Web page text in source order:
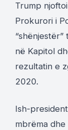
Trump
Prokurori i
në Kapitol
rezultatin e
2020.
Ish-
mbrëma